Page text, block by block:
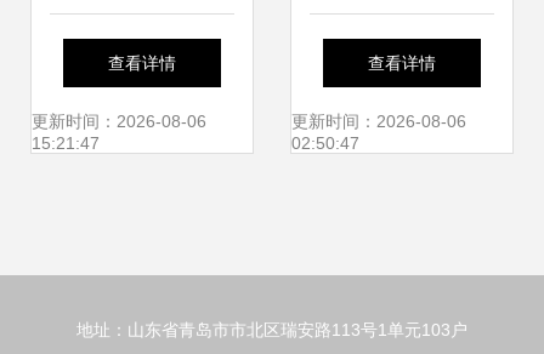
南 2019最新官方
版获取与网络技术
查看详情
更新时间：2026-08-06
15:21:47
福平科技引领的数
字雕刻新纪元
查看详情
更新时间：2026-08-06
02:50:47
地址：山东省青岛市市北区瑞安路113号1单元103户